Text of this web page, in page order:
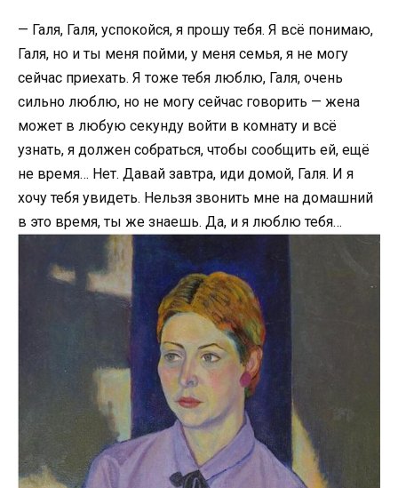
— Галя, Галя, успокойся, я прошу тебя. Я всё понимаю,
Галя, но и ты меня пойми, у меня семья, я не могу
сейчас приехать. Я тоже тебя люблю, Галя, очень
сильно люблю, но не могу сейчас говорить — жена
может в любую секунду войти в комнату и всё
узнать, я должен собраться, чтобы сообщить ей, ещё
не время… Нет. Давай завтра, иди домой, Галя. И я
хочу тебя увидеть. Нельзя звонить мне на домашний
в это время, ты же знаешь. Да, и я люблю тебя…